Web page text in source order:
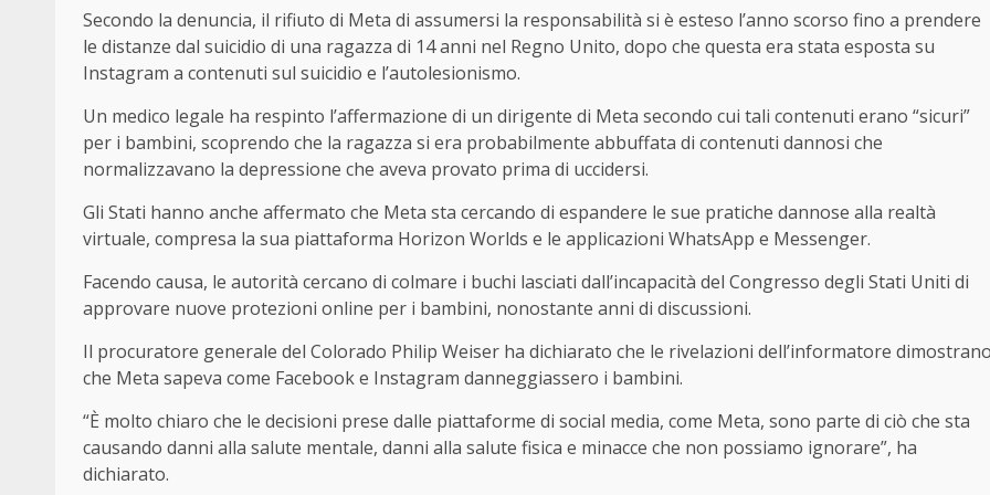
Secondo la denuncia, il rifiuto di Meta di assumersi la responsabilità si è esteso l’anno scorso fino a prendere
le distanze dal suicidio di una ragazza di 14 anni nel Regno Unito, dopo che questa era stata esposta su
Instagram a contenuti sul suicidio e l’autolesionismo.
Un medico legale ha respinto l’affermazione di un dirigente di Meta secondo cui tali contenuti erano “sicuri”
per i bambini, scoprendo che la ragazza si era probabilmente abbuffata di contenuti dannosi che
normalizzavano la depressione che aveva provato prima di uccidersi.
Gli Stati hanno anche affermato che Meta sta cercando di espandere le sue pratiche dannose alla realtà
virtuale, compresa la sua piattaforma Horizon Worlds e le applicazioni WhatsApp e Messenger.
Facendo causa, le autorità cercano di colmare i buchi lasciati dall’incapacità del Congresso degli Stati Uniti di
approvare nuove protezioni online per i bambini, nonostante anni di discussioni.
Il procuratore generale del Colorado Philip Weiser ha dichiarato che le rivelazioni dell’informatore
che Meta sapeva come Facebook e Instagram danneggiassero i bambini.
“È molto chiaro che le decisioni prese dalle piattaforme di social media, come Meta, sono parte di ciò che sta
causando danni alla salute mentale, danni alla salute fisica e minacce che non possiamo ignorare”, ha
dichiarato.